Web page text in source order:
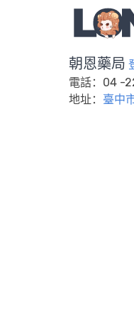
朝恩藥局
電話：04 -
地址： 臺中